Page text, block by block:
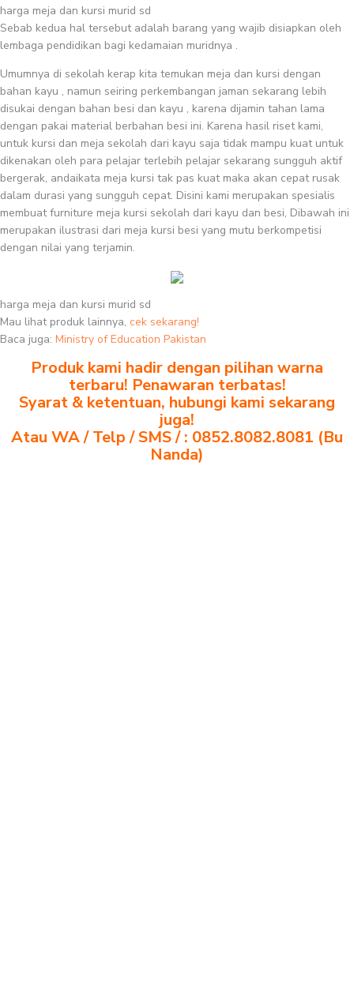
harga meja dan kursi murid sd
Sebab kedua hal tersebut adalah barang yang wajib disiapkan oleh
lembaga pendidikan bagi kedamaian muridnya .
Umumnya di sekolah kerap kita temukan meja dan kursi dengan
bahan kayu , namun seiring perkembangan jaman sekarang lebih
disukai dengan bahan besi dan kayu , karena dijamin tahan lama
dengan pakai material berbahan besi ini. Karena hasil riset kami,
untuk kursi dan meja sekolah dari kayu saja tidak mampu kuat untuk
dikenakan oleh para pelajar terlebih pelajar sekarang sungguh aktif
bergerak, andaikata meja kursi tak pas kuat maka akan cepat rusak
dalam durasi yang sungguh cepat. Disini kami merupakan spesialis
membuat furniture meja kursi sekolah dari kayu dan besi, Dibawah ini
merupakan ilustrasi dari meja kursi besi yang mutu berkompetisi
dengan nilai yang terjamin.
harga meja dan kursi murid sd
Mau lihat produk lainnya, cek sekarang!
Baca juga: Ministry of Education Pakistan
Produk kami hadir dengan pilihan warna
terbaru! Penawaran terbatas!
Syarat & ketentuan, hubungi kami sekarang
juga!
Atau WA / Telp / SMS / : 0852.8082.8081 (Bu
Nanda)